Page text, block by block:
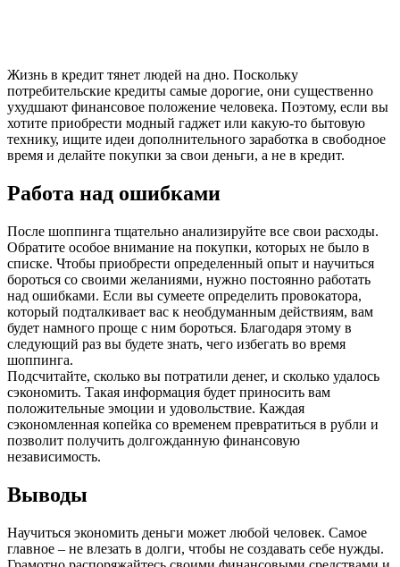
Жизнь в кредит тянет людей на дно. Поскольку
потребительские кредиты самые дорогие, они существенно
ухудшают финансовое положение человека. Поэтому, если вы
хотите приобрести модный гаджет или какую-то бытовую
технику, ищите идеи дополнительного заработка в свободное
время и делайте покупки за свои деньги, а не в кредит.
Работа над ошибками
После шоппинга тщательно анализируйте все свои расходы.
Обратите особое внимание на покупки, которых не было в
списке. Чтобы приобрести определенный опыт и научиться
бороться со своими желаниями, нужно постоянно работать
над ошибками. Если вы сумеете определить провокатора,
который подталкивает вас к необдуманным действиям, вам
будет намного проще с ним бороться. Благодаря этому в
следующий раз вы будете знать, чего избегать во время
шоппинга.
Подсчитайте, сколько вы потратили денег, и сколько удалось
сэкономить. Такая информация будет приносить вам
положительные эмоции и удовольствие. Каждая
сэкономленная копейка со временем превратиться в рубли и
позволит получить долгожданную финансовую
независимость.
Выводы
Научиться экономить деньги может любой человек. Самое
главное – не влезать в долги, чтобы не создавать себе нужды.